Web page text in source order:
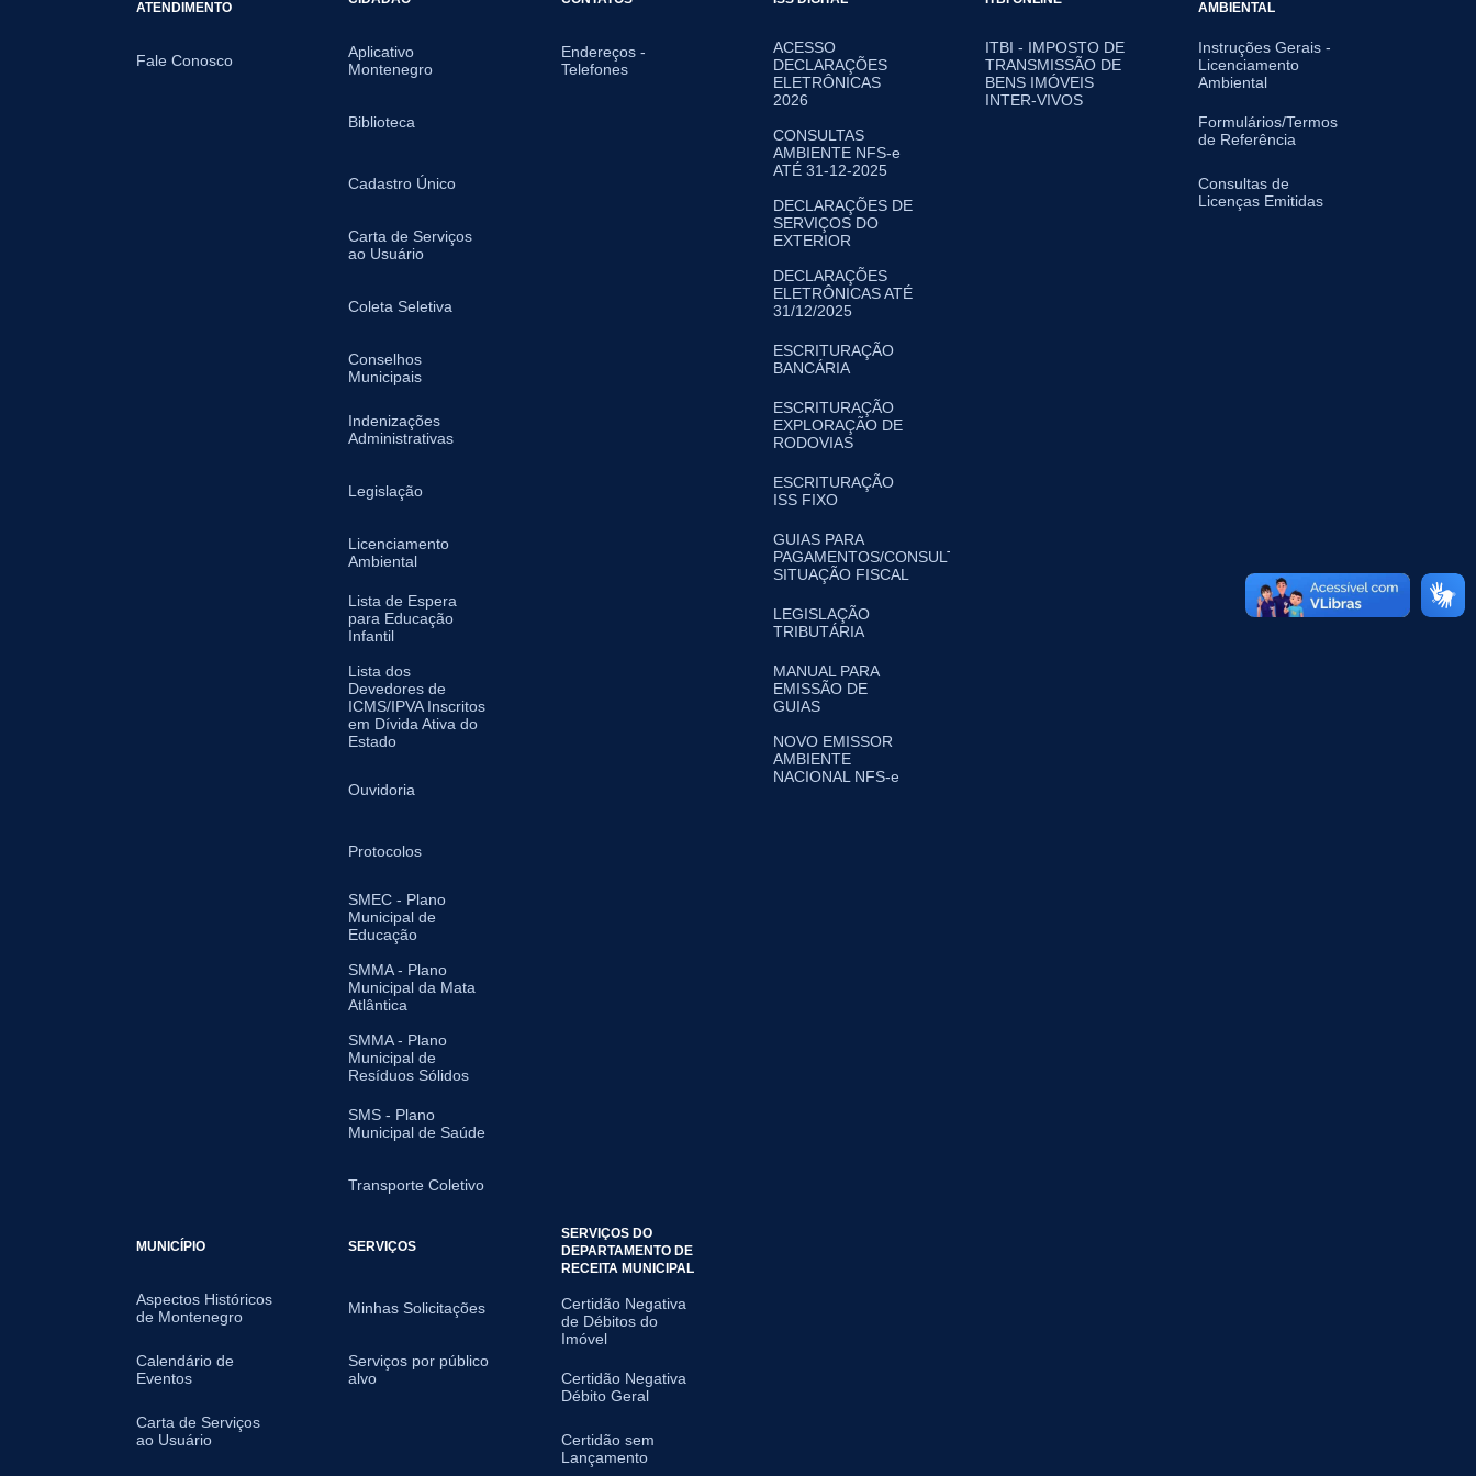
ATENDIMENTO
Fale Conosco
Aplicativo
Montenegro
Biblioteca
Cadastro Único
Carta de Serviços
ao Usuário
Coleta Seletiva
Conselhos
Municipais
Indenizações
Administrativas
Legislação
Licenciamento
Ambiental
Lista de Espera
para Educação
Infantil
Lista dos
Devedores de
ICMS/IPVA Inscritos
em Dívida Ativa do
Estado
Ouvidoria
Protocolos
SMEC - Plano
Municipal de
Educação
SMMA - Plano
Municipal da Mata
Atlântica
SMMA - Plano
Municipal de
Resíduos Sólidos
SMS - Plano
Municipal de Saúde
Transporte Coletivo
Endereços -
Telefones
ACESSO
DECLARAÇÕES
ELETRÔNICAS
2026
CONSULTAS
AMBIENTE NFS-e
ATÉ 31-12-2025
DECLARAÇÕES DE
SERVIÇOS DO
EXTERIOR
DECLARAÇÕES
ELETRÔNICAS ATÉ
31/12/2025
ESCRITURAÇÃO
BANCÁRIA
ESCRITURAÇÃO
EXPLORAÇÃO DE
RODOVIAS
ESCRITURAÇÃO
ISS FIXO
GUIAS PARA
PAGAMENTOS/CONSULTA
SITUAÇÃO FISCAL
LEGISLAÇÃO
TRIBUTÁRIA
MANUAL PARA
EMISSÃO DE
GUIAS
NOVO EMISSOR
AMBIENTE
NACIONAL NFS-e
ITBI - IMPOSTO DE
TRANSMISSÃO DE
BENS IMÓVEIS
INTER-VIVOS
AMBIENTAL
Instruções Gerais -
Licenciamento
Ambiental
Formulários/Termos
de Referência
Consultas de
Licenças Emitidas
MUNICÍPIO
Aspectos Históricos
de Montenegro
Calendário de
Eventos
Carta de Serviços
ao Usuário
SERVIÇOS
Minhas Solicitações
Serviços por público
alvo
SERVIÇOS DO
DEPARTAMENTO DE
RECEITA MUNICIPAL
Certidão Negativa
de Débitos do
Imóvel
Certidão Negativa
Débito Geral
Certidão sem
Lançamento